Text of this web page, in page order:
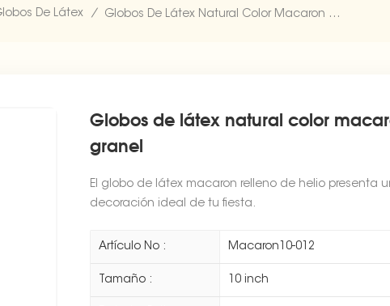
De Látex / Globos De Látex Natural Color Macaron De 10 Pulgadas A Granel
Globos de látex natural color
granel
El globo de látex macaron relleno de helio presenta
decoración ideal de tu fiesta.
Artículo No : Macaron10-012
Tamaño : 10 inch